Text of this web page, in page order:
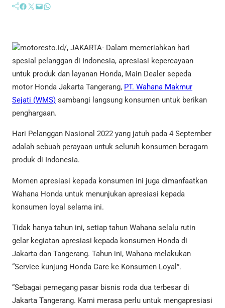
Facebook Twitter Mail WhatsApp
motoresto.id/, JAKARTA- Dalam memeriahkan hari
spesial pelanggan di Indonesia, apresiasi kepercayaan
untuk produk dan layanan Honda, Main Dealer sepeda
motor Honda Jakarta Tangerang, PT. Wahana Makmur
Sejati (WMS) sambangi langsung konsumen untuk berikan
penghargaan.
Hari Pelanggan Nasional 2022 yang jatuh pada 4 September
adalah sebuah perayaan untuk seluruh konsumen beragam
produk di Indonesia.
Momen apresiasi kepada konsumen ini juga dimanfaatkan
Wahana Honda untuk menunjukan apresiasi kepada
konsumen loyal selama ini.
Tidak hanya tahun ini, setiap tahun Wahana selalu rutin
gelar kegiatan apresiasi kepada konsumen Honda di
Jakarta dan Tangerang. Tahun ini, Wahana melakukan
“Service kunjung Honda Care ke Konsumen Loyal”.
“Sebagai pemegang pasar bisnis roda dua terbesar di
Jakarta Tangerang. Kami merasa perlu untuk mengapresiasi